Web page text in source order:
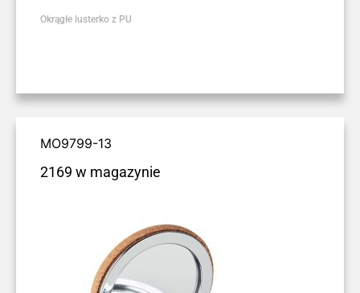
Okrągłe lusterko z PU
MO9799-13
2169 w magazynie